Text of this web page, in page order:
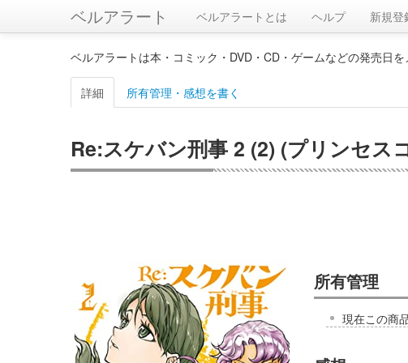
ベルアラート ベルアラートとは ヘルプ 新規登
ベルアラートは本・コミック・DVD・CD・ゲームなどの発売日
詳細 所有管理・感想を書く
Re:スケバン刑事 2 (2) (プリンセス
所有管理
現在この商